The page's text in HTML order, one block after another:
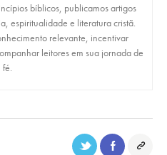
bíblicos, publicamos artigos
espiritualidade e literatura cristã.
relevante, incentivar
leitores em sua jornada de
fé.